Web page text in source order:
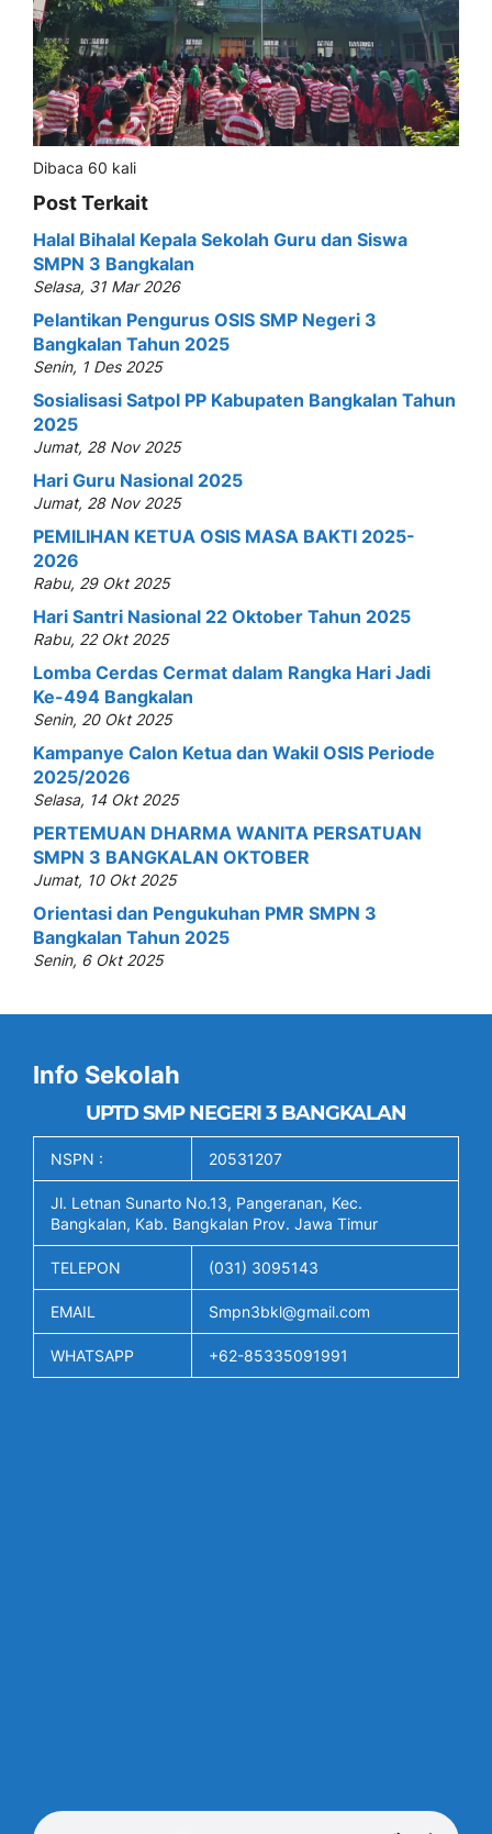
Dibaca 60 kali
Post Terkait
Halal Bihalal Kepala Sekolah Guru dan Siswa
SMPN 3 Bangkalan
Selasa, 31 Mar 2026
Pelantikan Pengurus OSIS SMP Negeri 3
Bangkalan Tahun 2025
Senin, 1 Des 2025
Sosialisasi Satpol PP Kabupaten Bangkalan Tahun
2025
Jumat, 28 Nov 2025
Hari Guru Nasional 2025
Jumat, 28 Nov 2025
PEMILIHAN KETUA OSIS MASA BAKTI 2025-
2026
Rabu, 29 Okt 2025
Hari Santri Nasional 22 Oktober Tahun 2025
Rabu, 22 Okt 2025
Lomba Cerdas Cermat dalam Rangka Hari Jadi
Ke-494 Bangkalan
Senin, 20 Okt 2025
Kampanye Calon Ketua dan Wakil OSIS Periode
2025/2026
Selasa, 14 Okt 2025
PERTEMUAN DHARMA WANITA PERSATUAN
SMPN 3 BANGKALAN OKTOBER
Jumat, 10 Okt 2025
Orientasi dan Pengukuhan PMR SMPN 3
Bangkalan Tahun 2025
Senin, 6 Okt 2025
Info Sekolah
UPTD SMP NEGERI 3 BANGKALAN
NSPN : 20531207
Jl. Letnan Sunarto No.13, Pangeranan, Kec.
Bangkalan, Kab. Bangkalan Prov. Jawa Timur
TELEPON (031) 3095143
EMAIL Smpn3bkl@gmail.com
WHATSAPP +62-85335091991